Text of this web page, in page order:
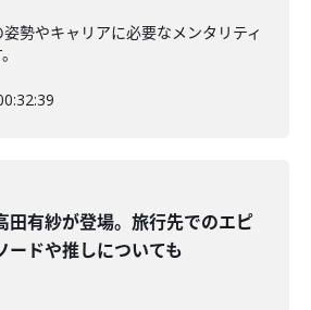
勢やキャリアに必要なメンタリティ
田有紗が登場。旅行先でのエピ
ードや推しについても